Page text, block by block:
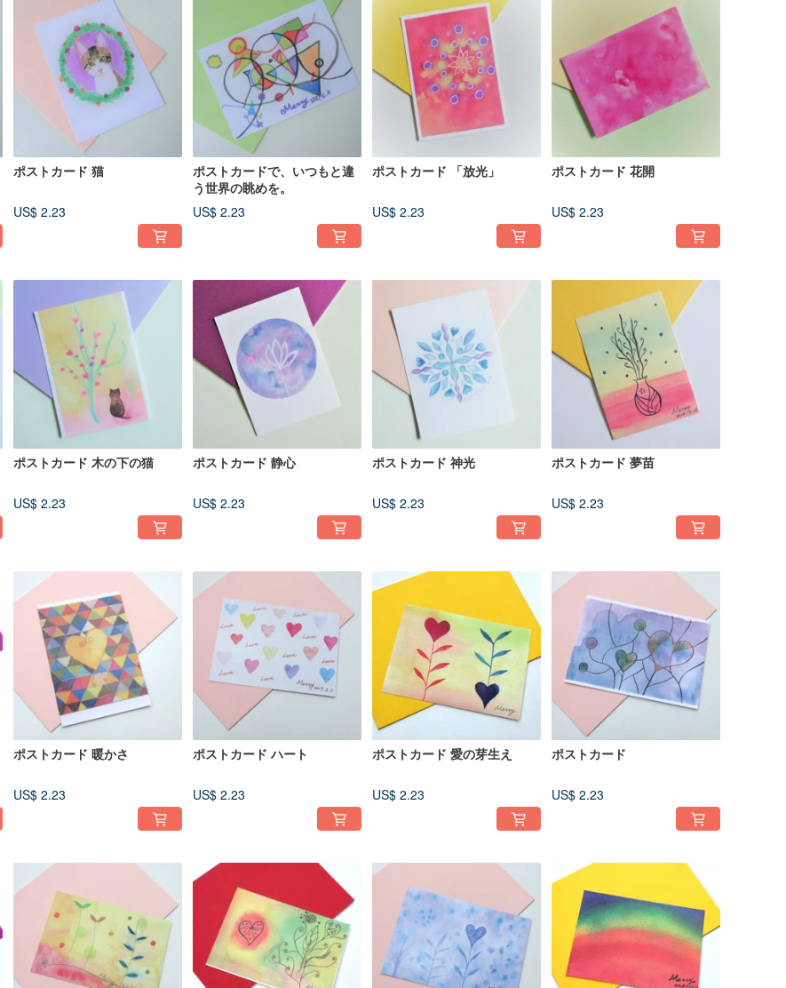
ポストカード 猫
US$ 2.23
ポストカードで、いつもと違
う世界の眺めを。
US$ 2.23
ポストカード 「放光」
US$ 2.23
ポストカード 花開
US$ 2.23
ポストカード 木の下の猫
US$ 2.23
ポストカード 静心
US$ 2.23
ポストカード 神光
US$ 2.23
ポストカード 夢苗
US$ 2.23
ポストカード 暖かさ
US$ 2.23
ポストカード ハート
US$ 2.23
ポストカード 愛の芽生え
US$ 2.23
ポストカード
US$ 2.23